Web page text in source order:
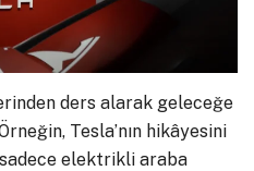
ders alarak geleceğe
Tesla’nın hikâyesini
sadece elektrikli araba